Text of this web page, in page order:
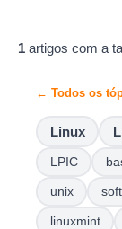
1 artigos com a
← Todos os
Linux
LPIC
unix
linuxmint